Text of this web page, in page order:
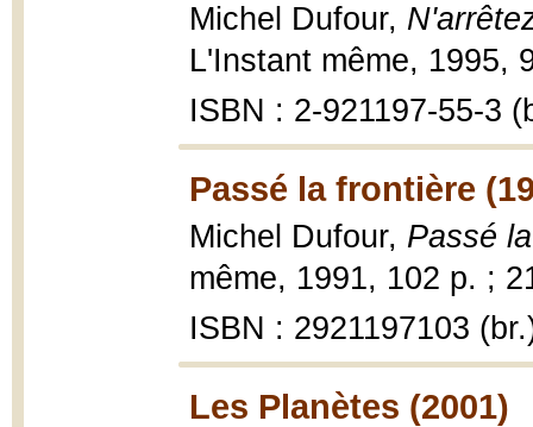
Michel Dufour,
L'Instant même, 1995,
ISBN : 2-921197-55-3
Passé la frontière
Michel Dufour, Passé
même, 1991, 102 p. ;
ISBN : 2921197103
Les Planètes (2001)